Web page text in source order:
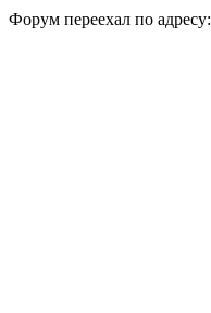
Форум переехал по адресу: